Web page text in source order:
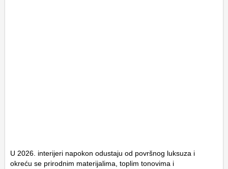
U 2026. interijeri napokon odustaju od površnog luksuza i
okreću se prirodnim materijalima, toplim tonovima i